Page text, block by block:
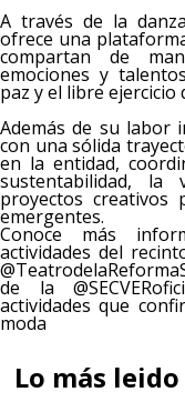
A través de la
ofrece una
compartan de
emociones y
paz y el libre ejercicio
Además de su labor
con una sólida
en la entidad,
sustentabilidad,
proyectos creativos
emergentes.
Conoce más
actividades del
de la
actividades que
moda
Lo más leido